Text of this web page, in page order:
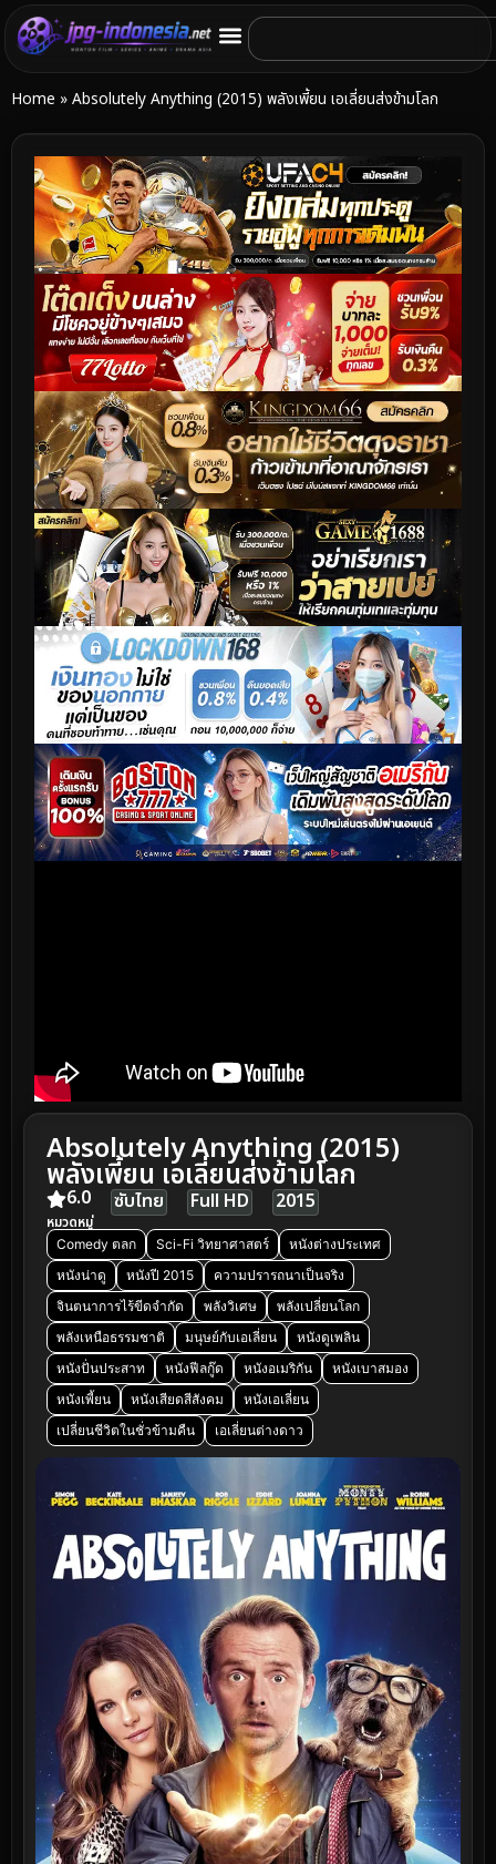
Home » Absolutely Anything (2015) พลังเพี้ยน เอเลี่ยนส่งข้ามโลก
Absolutely Anything (2015)
พลังเพี้ยน เอเลี่ยนส่งข้ามโลก
6.0 ซับไทย Full HD 2015
หมวดหมู่
Comedy ตลก Sci-Fi วิทยาศาสตร์
หนังต่างประเทศ
หนังน่าดู
หนังปี 2015
ความปรารถนาเป็นจริง
จินตนาการไร้ขีดจำกัด
พลังวิเศษ
พลังเปลี่ยนโลก
พลังเหนือธรรมชาติ
มนุษย์กับเอเลี่ยน
หนังดูเพลิน
หนังปั่นประสาท
หนังฟีลกู๊ด หนังอเมริกัน
หนังเบาสมอง
หนังเพี้ยน
หนังเสียดสีสังคม
หนังเอเลี่ยน
เปลี่ยนชีวิตในชั่วข้ามคืน
เอเลี่ยนต่างดาว